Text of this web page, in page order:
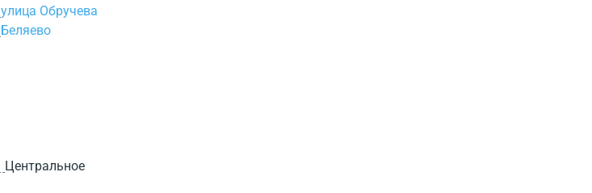
улица Обручева
Беляево
Центральное